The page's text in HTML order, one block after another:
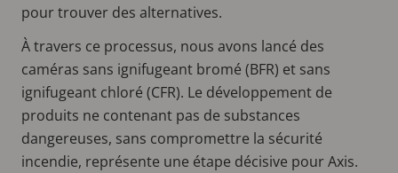
pour trouver des alternatives.
À travers ce processus, nous avons lancé des
caméras sans ignifugeant bromé (BFR) et sans
ignifugeant chloré (CFR). Le développement de
produits ne contenant pas de substances
dangereuses, sans compromettre la sécurité
incendie, représente une étape décisive pour Axis.